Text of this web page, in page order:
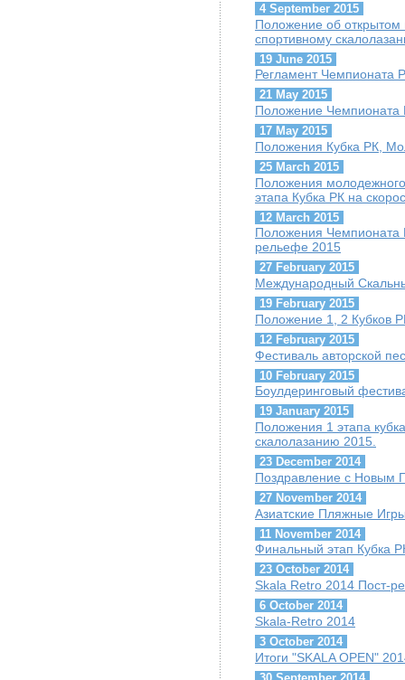
4 September 2015
Положение об
спортивному
19 June 2015
Регламент Чемпионата
21 May 2015
Положение Чемпионата
17 May 2015
Положения Кубка РК,
25 March 2015
Положения
этапа Кубка РК на
12 March 2015
Положения Чемпионата
рельефе 2015
27 February 2015
Международный
19 February 2015
Положение 1, 2 Кубков
12 February 2015
Фестиваль авторской
10 February 2015
Боулдеринговый
19 January 2015
Положения 1 этапа
скалолазанию 2015.
23 December 2014
Поздравление с Новым
27 November 2014
Азиатские Пляжные
11 November 2014
Финальный этап Кубка
23 October 2014
Skala Retro 2014 Пост-
6 October 2014
Skala-Retro 2014
3 October 2014
Итоги "SKALA OPEN"
30 September 2014